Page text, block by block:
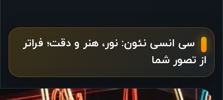
سی انسی نئون: نور، هنر و دقت؛ فراتر
از تصور شما